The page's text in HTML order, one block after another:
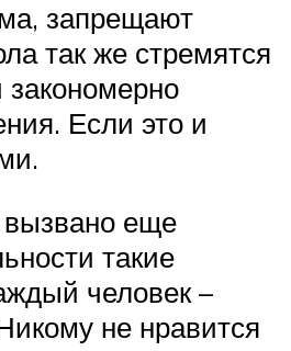
запрещают
так же стремятся
Если это и
вызвано еще
такие
человек –
не нравится